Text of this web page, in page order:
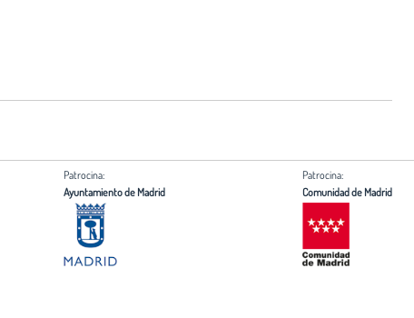
Patrocina:
Ayuntamiento de Madrid
Patrocina:
Comunidad de Madrid